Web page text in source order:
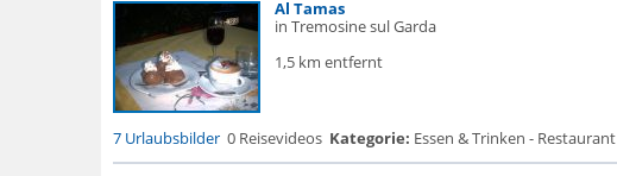
Al Tamas
in Tremosine sul Garda
1,5 km entfernt
7 Urlaubsbilder 0 Reisevideos Kategorie: Essen & Trinken - Restaurant